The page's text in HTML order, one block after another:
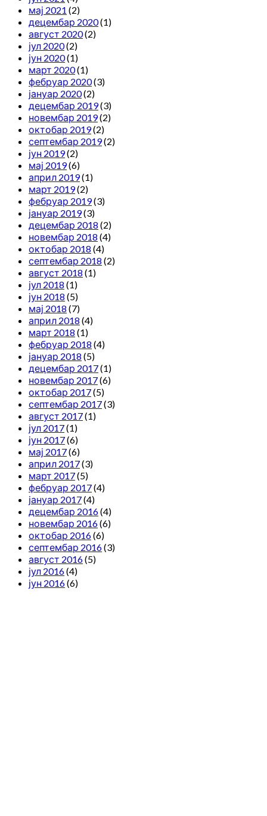
мај 2021 (2)
децембар 2020(1)
август 2020(2)
јул 2020(2)
јун 2020(1)
март 2020(1)
фебруар 2020(3)
јануар 2020(2)
децембар 2019(3)
новембар 2019(2)
октобар 2019(2)
септембар 2019(2)
јун 2019(2)
мај 2019(6)
април 2019(1)
март 2019(2)
фебруар 2019(3)
јануар 2019(3)
децембар 2018 (2)
новембар 2018 (4)
октобар 2018 (4)
септембар 2018 (2)
август 2018 (1)
јул 2018 (1)
јун 2018 (5)
мај 2018 (7)
април 2018 (4)
март 2018 (1)
фебруар 2018 (4)
јануар 2018 (5)
децембар 2017(1)
новембар 2017(6)
октобар 2017(5)
септембар 2017(3)
август 2017(1)
јул 2017(1)
јун 2017(6)
мај 2017(6)
април 2017(3)
март 2017(5)
фебруар 2017(4)
јануар 2017(4)
децембар 2016(4)
новембар 2016(6)
октобар 2016(6)
септембар 2016(3)
август 2016(5)
јул 2016(4)
јун 2016(6)